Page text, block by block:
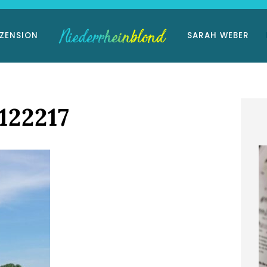
SARAH WEBER